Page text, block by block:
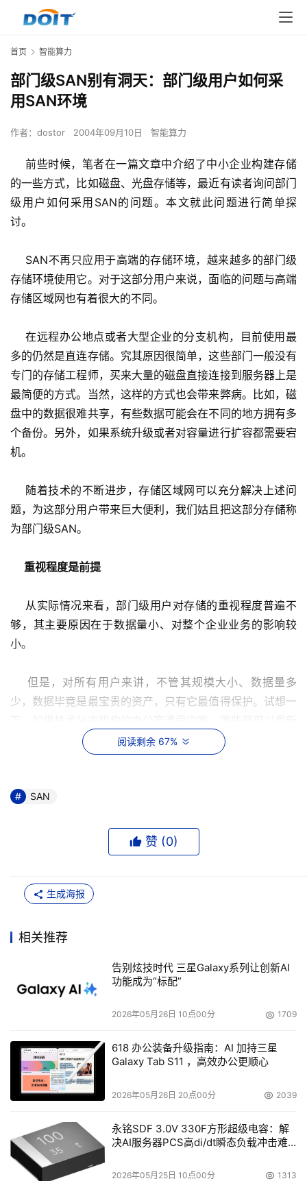
首页 智能算力
部门级SAN别有洞天：部门级用户如何采
用SAN环境
作者： dostor 2004年09月10日 智能算力
前些时候，笔者在一篇文章中介绍了中小企业构建存储
的一些方式，比如磁盘、光盘存储等，最近有读者询问部门
级用户如何采用SAN的问题。本文就此问题进行简单探
讨。
SAN不再只应用于高端的存储环境，越来越多的部门级
存储环境使用它。对于这部分用户来说，面临的问题与高端
存储区域网也有着很大的不同。
在远程办公地点或者大型企业的分支机构，目前使用最
多的仍然是直连存储。究其原因很简单，这些部门一般没有
专门的存储工程师，买来大量的磁盘直接连接到服务器上是
最简便的方式。当然，这样的方式也会带来弊病。比如，磁
盘中的数据很难共享，有些数据可能会在不同的地方拥有多
个备份。另外，如果系统升级或者对容量进行扩容都需要宕
机。
随着技术的不断进步，存储区域网可以充分解决上述问
题，为这部分用户带来巨大便利，我们姑且把这部分存储称
为部门级SAN。
重视程度是前提
从实际情况来看，部门级用户对存储的重视程度普遍不
够，其主要原因在于数据量小、对整个企业业务的影响较
小。
但是，对所有用户来讲，不管其规模大小、数据量多
少，数据毕竟是最宝贵的资产，只有它最值得保护。试想一
构建的，而哪些是丢失以后再也无法重新获得的呢？只有部
门级用户提高了存储的重视程度，才能够重视IT管理人员配
部门级用户构建SAN需要考虑一些特定问题。
扩展性：扩展性是最值得考虑而且在实际工作中最容易
被忽略的问题。一方面用户可能考虑不全面，另一方面
到容量增加。所有用户的数据都在以不同速度增长，因
此用户所购买的磁盘既要满足在一定时期内数据增长的
要求，又要尽量提高磁盘的使用率而不造成不必要的浪
对原有系统的影响，同时还要使新系统与原有系统一同
和谐工作，比如，增加一个新的应用系统可能不仅仅是
共享原有磁盘、数据这样简单，有时SAN还要为不同系
另外，还要考虑到将来把部门级SAN与总部核心SAN进
行连通的问题。随着部门级用户存储规模的不断增大，
这些小型的SAN孤岛越来越需要与其他存储资源进行通
阅读剩余 67%
SAN
赞 (0)
生成海报
相关推荐
告别炫技时代 三星Galaxy系列让创新AI
功能成为“标配”
2026年05月26日 10点00分 1709
618 办公装备升级指南：AI 加持三星
Galaxy Tab S11 ，高效办公更顺心
2026年05月26日 20点00分 2039
永铭SDF 3.0V 330F方形超级电容：解
决AI服务器PCS高di/dt瞬态负载冲击难
2026年05月25日 10点00分 1313